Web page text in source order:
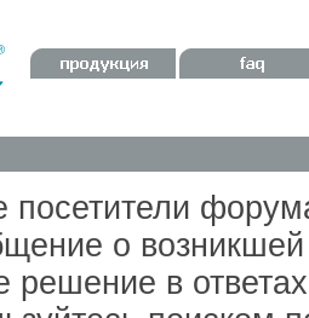
посетители
о
решение в